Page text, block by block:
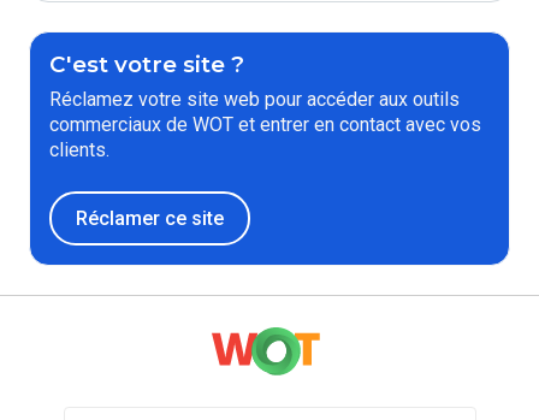
C'est votre site ?
Réclamez votre site web pour accéder aux outils
commerciaux de WOT et entrer en contact avec vos
clients.
Réclamer ce site